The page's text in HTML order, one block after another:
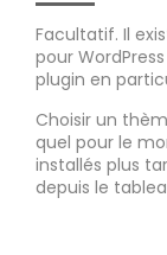
Facultatif. Il
pour
plugin en
Choisir un
quel pour le
installés plus
depuis le